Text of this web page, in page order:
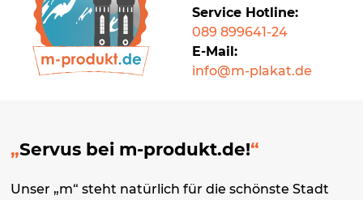
Service Hotline:
089 899641-24
E-Mail:
info@m-plakat.de
Servus bei m-produkt.de!
Unser „m“ steht natürlich für die schönste Stadt